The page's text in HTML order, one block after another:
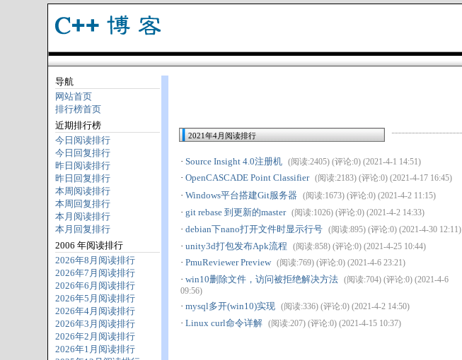
导航
网站首页
排行榜首页
近期排行榜
今日阅读排行
今日回复排行
昨日阅读排行
昨日回复排行
本周阅读排行
本周回复排行
本月阅读排行
本月回复排行
2006 年阅读排行
2026年8月阅读排行
2026年7月阅读排行
2026年6月阅读排行
2026年5月阅读排行
2026年4月阅读排行
2026年3月阅读排行
2026年2月阅读排行
2026年1月阅读排行
2021年4月阅读排行
·Source Insight 4.0注册机 (阅读:2405) (评论:0) (2021-4-1 14:51)
·OpenCASCADE Point Classifier (阅读:2183) (评论:0) (2021-4-17 16:45)
·Windows平台搭建Git服务器 (阅读:1673) (评论:0) (2021-4-2 11:15)
·git rebase 到更新的master (阅读:1026) (评论:0) (2021-4-2 14:33)
·debian下nano打开文件时显示行号 (阅读:895) (评论:0) (2021-4-30 12:11)
·unity3d打包发布Apk流程 (阅读:858) (评论:0) (2021-4-25 10:44)
·PmuReviewer Preview (阅读:769) (评论:0) (2021-4-6 23:21)
·win10删除文件，访问被拒绝解决方法 (阅读:704) (评论:0) (2021-4-6
09:56)
·mysql多开(win10)实现 (阅读:336) (评论:0) (2021-4-2 14:50)
·Linux curl命令详解 (阅读:207) (评论:0) (2021-4-15 10:37)